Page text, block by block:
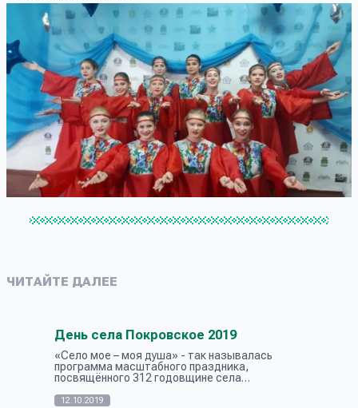
ЧИТАЙТЕ ДАЛЕЕ
День села Покровское 2019
«Село мое – моя душа» - так называлась
программа масштабного праздника,
посвящённого 312 годовщине села
душа у Покровчан – широкая, радушная,
12.10.2019